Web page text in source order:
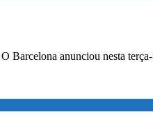
Barcelona anunciou nesta